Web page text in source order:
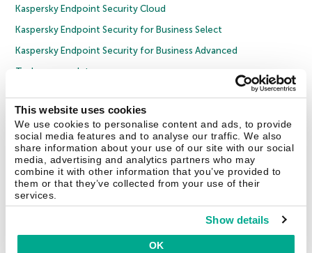
This website uses cookies
We use cookies to personalise content and ads, to provide
social media features and to analyse our traffic. We also
share information about your use of our site with our social
media, advertising and analytics partners who may
combine it with other information that you’ve provided to
them or that they’ve collected from your use of their
services.
Show details
OK
Kaspersky Endpoint Security Cloud
Kaspersky Endpoint Security for Business Select
Kaspersky Endpoint Security for Business Advanced
Todos os produtos
Soluções corporativas
ACIMA DE 1000 FUNCIONRIOS
Kaspersky Next
Cybersecurity Services
Threat Management and Defense
Endpoint Security